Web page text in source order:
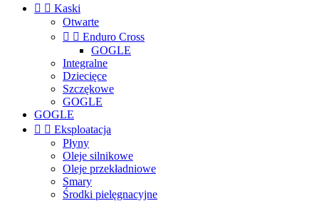
  Kaski
Otwarte
  Enduro Cross
GOGLE
Integralne
Dziecięce
Szczękowe
GOGLE
GOGLE
  Eksploatacja
Płyny
Oleje silnikowe
Oleje przekładniowe
Smary
Środki pielęgnacyjne